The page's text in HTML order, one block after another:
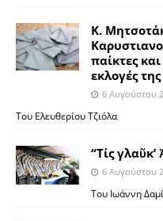
Κ.
παίκτες
εκλογές
6 Αυγούστου
Του Ελευθερίου Τζιόλα
“Τίς
6 Αυγούστου
Του Ιωάννη